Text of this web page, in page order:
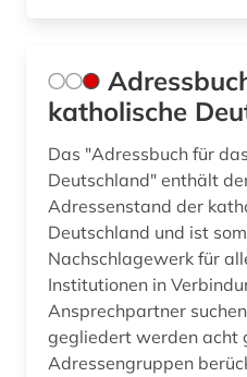
englisch (3)
entdeckung (1)
entscheidung (1)
entwicklungspolitik (1)
enzyklopädie (11)
ephraim (1)
katholische
Das "Adressbuch für
Deutschland" enthält
Adressenstand der
Deutschland und ist
Nachschlagewerk für
Institutionen in
Ansprechpartner
gegliedert werden acht
Adressengruppen